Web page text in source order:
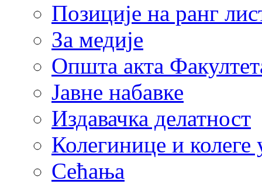
Позиције на ранг
За медије
Општа акта
Јавне набавке
Издавачка делатност
Колегинице и колеге
Сећања